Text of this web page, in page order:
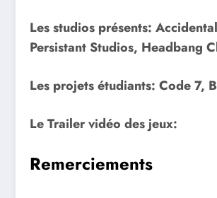
Les studios présents:
Persistant Studios, Headbang
Les projets étudiants: Code 7,
Le Trailer vidéo des jeux:
Remerciements